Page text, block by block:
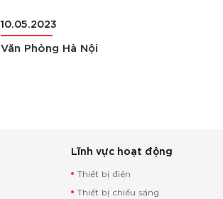
10.05.2023
Văn Phòng Hà Nội
Lĩnh vực hoạt động
Thiết bị điện
Thiết bị chiếu sáng